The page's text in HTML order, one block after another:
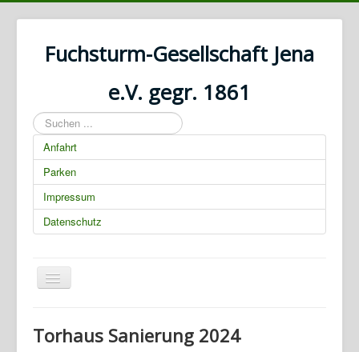
Fuchsturm-Gesellschaft Jena
e.V. gegr. 1861
Suchen
...
Anfahrt
Parken
Impressum
Datenschutz
Navigation
an/aus
Torhaus Sanierung 2024